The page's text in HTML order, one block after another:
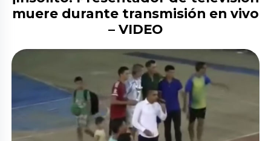
muere durante transmisión en vivo
– VIDEO